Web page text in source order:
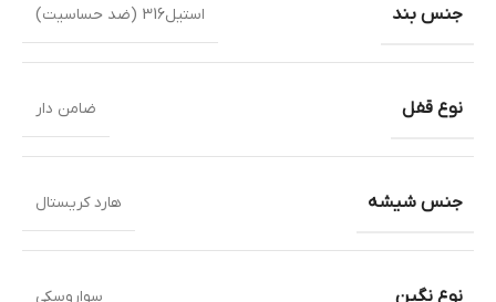
جنس بند استیل316 (ضد حساسیت)
نوع قفل ضامن دار
جنس شیشه هارد کریستال
نوع نگین سواروسکی